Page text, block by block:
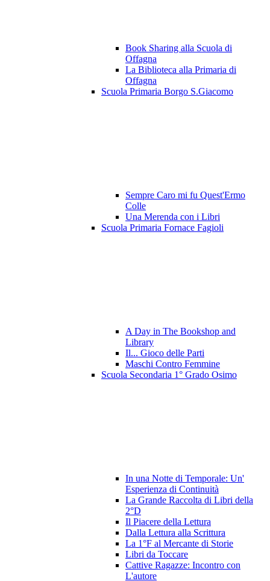
Book Sharing alla Scuola di
Offagna
La Biblioteca alla Primaria di
Offagna
Scuola Primaria Borgo S.Giacomo
Sempre Caro mi fu Quest'Ermo
Colle
Una Merenda con i Libri
Scuola Primaria Fornace Fagioli
A Day in The Bookshop and
Library
Il... Gioco delle Parti
Maschi Contro Femmine
Scuola Secondaria 1° Grado Osimo
In una Notte di Temporale: Un'
Esperienza di Continuità
La Grande Raccolta di Libri della
2°D
Il Piacere della Lettura
Dalla Lettura alla Scrittura
La 1°F al Mercante di Storie
Libri da Toccare
Cattive Ragazze: Incontro con
L'autore